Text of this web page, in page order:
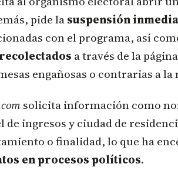
pide lasuspensión
con el programa, así
a través de la
engañosas o contrarias a
solicita información como
ingresos y ciudad de
o finalidad, lo que ha
en procesos políticos.